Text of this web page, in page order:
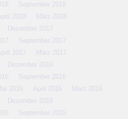
September 2018
2018
März 2018
Dezember 2017
September 2017
2017
März 2017
Dezember 2016
September 2016
2016 April 2016
März 2016
Dezember 2015
September 2015